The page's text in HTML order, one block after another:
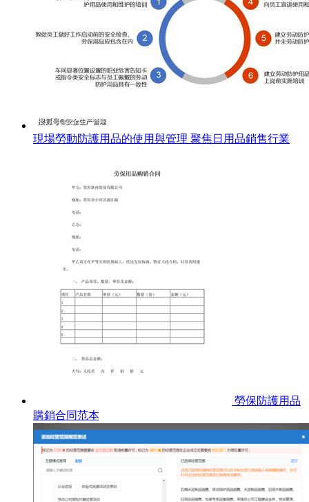
現場勞動防護用品的使用與管理 聚焦日用品銷售行業
勞保防護用品
購銷合同范本